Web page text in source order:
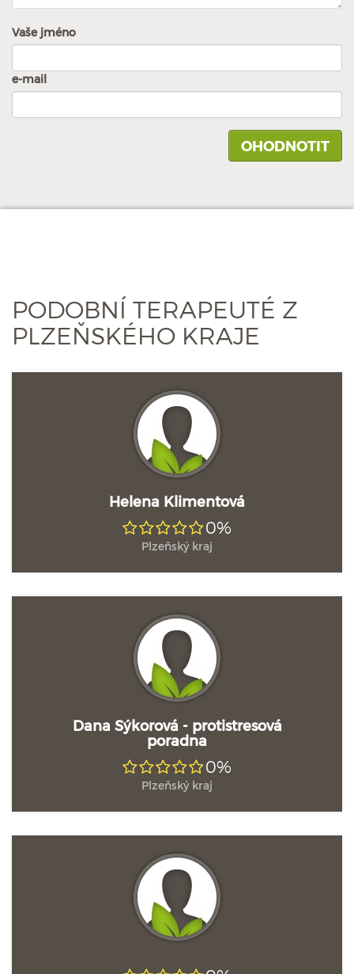
Vaše jméno
e-mail
PODOBNÍ TERAPEUTÉ Z
PLZEŇSKÉHO KRAJE
Helena Klimentová
0%
Plzeňský kraj
Dana Sýkorová - protistresová
poradna
0%
Plzeňský kraj